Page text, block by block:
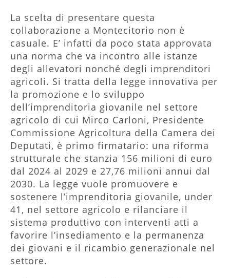
La scelta di presentare questa
collaborazione a Montecitorio non è
casuale. E’ infatti da poco stata approvata
una norma che va incontro alle istanze
degli allevatori nonché degli imprenditori
agricoli. Si tratta della legge innovativa per
la promozione e lo sviluppo
dell’imprenditoria giovanile nel settore
agricolo di cui Mirco Carloni, Presidente
Commissione Agricoltura della Camera dei
Deputati, è primo firmatario: una riforma
strutturale che stanzia 156 milioni di euro
dal 2024 al 2029 e 27,76 milioni annui dal
2030. La legge vuole promuovere e
sostenere l’imprenditoria giovanile, under
41, nel settore agricolo e rilanciare il
sistema produttivo con interventi atti a
favorire l’insediamento e la permanenza
dei giovani e il ricambio generazionale nel
settore.